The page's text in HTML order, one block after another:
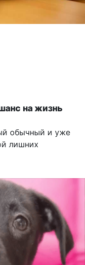
на жизнь
обычный и уже
лишних